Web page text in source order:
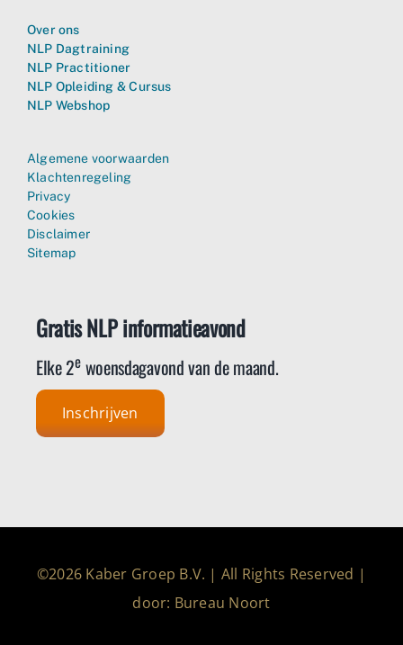
Over ons
NLP Dagtraining
NLP Practitioner
NLP Opleiding & Cursus
NLP Webshop
Algemene voorwaarden
Klachtenregeling
Privacy
Cookies
Disclaimer
Sitemap
Gratis NLP informatieavond
Elke 2ewoensdagavond van de maand.
Inschrijven
©2026 Kaber Groep B.V. | All Rights Reserved |
door: Bureau Noort